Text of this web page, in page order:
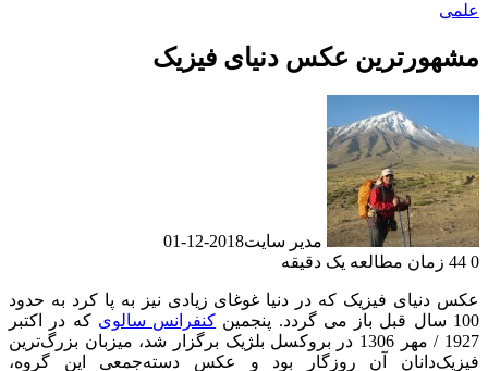
علمی
مشهورترین عکس دنیای فیزیک
مدیر سایت2018-12-01
0
زمان مطالعه یک دقیقه
عکس دنیای فیزیک که در دنیا غوغای زیادی نیز به پا کرد به حدود
100 سال قبل باز می گردد. پنجمین
کنفرانس سالوی که در اکتبر
1927 / مهر 1306 در بروکسل بلژیک برگزار شد، میزبان بزرگ‌ترین
فیزیک‌دانان آن روزگار بود و عکس دسته‌جمعی این گروه،